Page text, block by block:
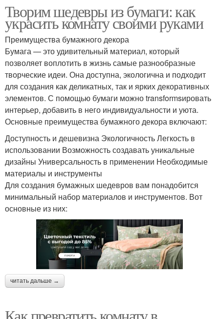
Творим шедевры из бумаги: как
украсить комнату своими руками
Преимущества бумажного декора
Бумага — это удивительный материал, который
позволяет воплотить в жизнь самые разнообразные
творческие идеи. Она доступна, экологична и подходит
для создания как деликатных, так и ярких декоративных
элементов. С помощью бумаги можно transformsировать
интерьер, добавить в него индивидуальности и уюта.
Основные преимущества бумажного декора включают:
Доступность и дешевизна Экологичность Легкость в
использовании Возможность создавать уникальные
дизайны Универсальность в применении Необходимые
материалы и инструменты
Для создания бумажных шедевров вам понадобится
минимальный набор материалов и инструментов. Вот
основные из них:
читать дальше →